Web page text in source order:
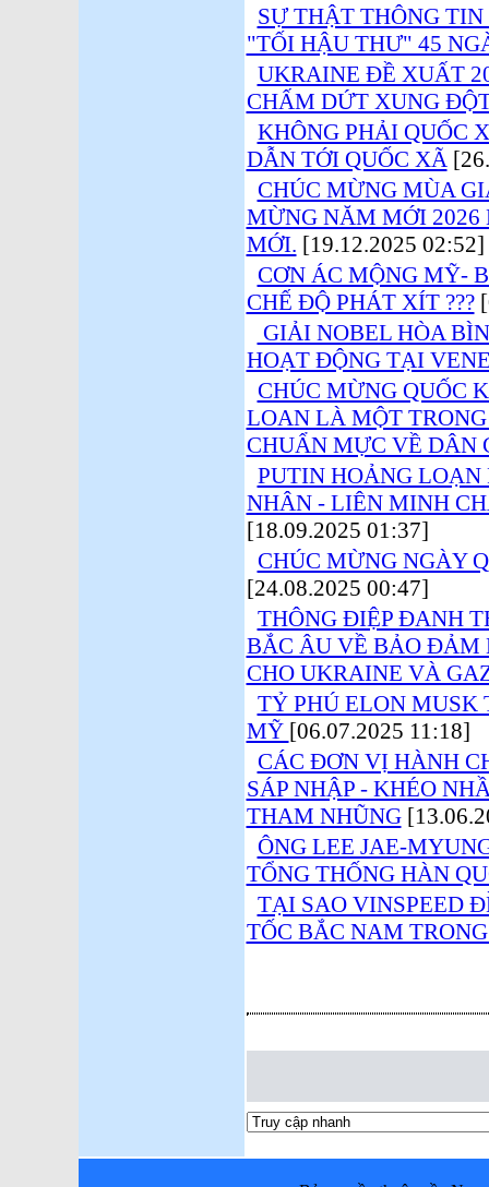
SỰ THẬT THÔNG
"TỐI HẬU THƯ" 45
UKRAINE ĐỀ XUẤT
CHẤM DỨT XUNG
KHÔNG PHẢI QUỐC
DẪN TỚI QUỐC XÃ
CHÚC MỪNG MÙA
MỪNG NĂM MỚI
MỚI. [19.12.2025 02:52]
CƠN ÁC MỘNG MỸ-
CHẾ ĐỘ PHÁT XÍT ???
GIẢI NOBEL HÒA
HOẠT ĐỘNG TẠI
CHÚC MỪNG QUỐC
LOAN LÀ MỘT
CHUẨN MỰC VỀ DÂN
PUTIN HOẢNG
NHÂN - LIÊN MINH
[18.09.2025 01:37]
CHÚC MỪNG NGÀY
[24.08.2025 00:47]
THÔNG ĐIỆP ĐANH
BẮC ÂU VỀ BẢO ĐẢM
CHO UKRAINE VÀ
TỶ PHÚ ELON MUSK
MỸ [06.07.2025 11:18]
CÁC ĐƠN VỊ HÀNH
SÁP NHẬP - KHÉO
THAM NHŨNG
ÔNG LEE JAE-
TỔNG THỐNG HÀN
TẠI SAO VINSPEED
TỐC BẮC NAM